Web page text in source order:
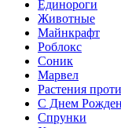
Единороги
Животные
Майнкрафт
Роблокс
Соник
Марвел
Растения
С Днем
Спрунки